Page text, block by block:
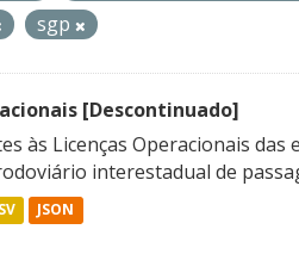
sgp
[Descontinuado]
às Licenças Operacionais
interestadual de
JSON